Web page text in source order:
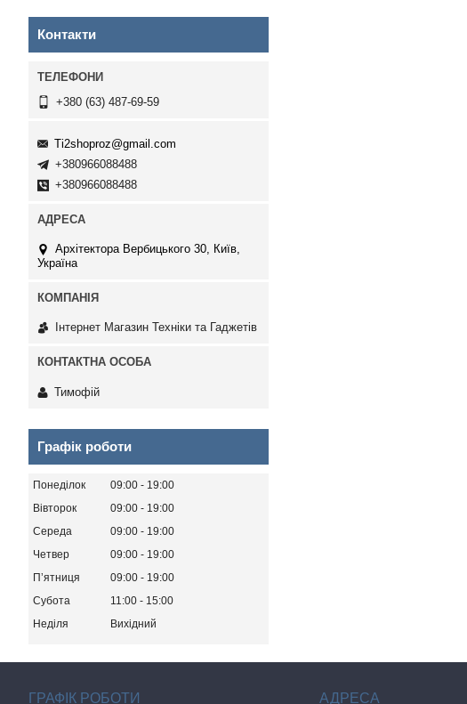
Контакти
+380 (63) 487-69-59
Ti2shoproz@gmail.com
+380966088488
+380966088488
Архітектора Вербицького 30, Київ,
Україна
Інтернет Магазин Техніки та Гаджетів
Тимофій
Графік роботи
Понеділок 09:00
19:00
Вівторок
09:00
19:00
Середа
09:00
19:00
Четвер
09:00
19:00
Пʼятниця
09:00
19:00
Субота
11:00
15:00
Неділя
Вихідний
ГРАФІК РОБОТИ